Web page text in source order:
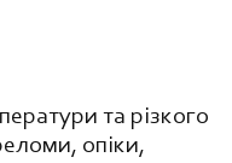
та різкого
опіки,